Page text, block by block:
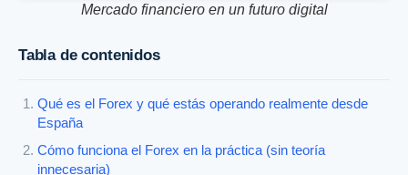
Mercado financiero en un futuro digital
Tabla de contenidos
Qué es el Forex y qué estás operando realmente desde
España
Cómo funciona el Forex en la práctica (sin teoría
innecesaria)